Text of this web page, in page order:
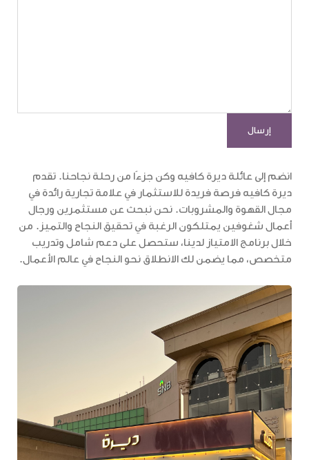
انضم إلى عائلة ديرة كافيه وكن جزءًا من رحلة نجاحنا. تقدم
ديرة كافيه فرصة فريدة للاستثمار في علامة تجارية رائدة في
مجال القهوة والمشروبات. نحن نبحث عن مستثمرين ورجال
أعمال شغوفين يمتلكون الرغبة في تحقيق النجاح والتميز. من
خلال برنامج الامتياز لدينا، ستحصل على دعم شامل وتدريب
متخصص، مما يضمن لك الانطلاق نحو النجاح في عالم الأعمال.